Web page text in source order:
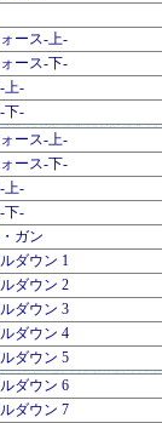
ース-上-
ース-下-
上-
下-
ース-上-
ース-下-
上-
下-
ガン
ダウン 1
ダウン 2
ダウン 3
ダウン 4
ダウン 5
ダウン 6
ダウン 7